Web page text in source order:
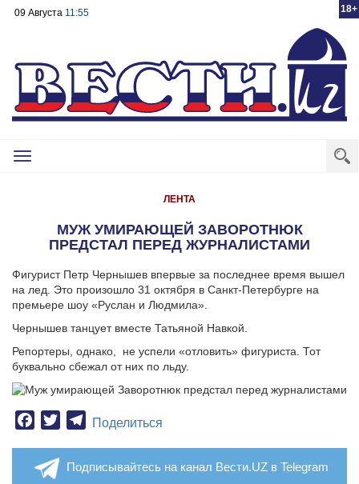
18+
09 Августа 11:55
Toggle
ЛЕНТА
МУЖ УМИРАЮЩЕЙ ЗАВОРОТНЮК
ПРЕДСТАЛ ПЕРЕД ЖУРНАЛИСТАМИ
Фигурист Петр Чернышев впервые за последнее время вышел
на лед. Это произошло 31 октября в Санкт-Петербурге на
премьере шоу «Руслан и Людмила».
Чернышев танцует вместе Татьяной Навкой.
Репортеры, однако, не успели «отловить» фигуриста. Тот
буквально сбежал от них по льду.
Facebook
TwitterTelegram
Поделиться
Подписывайтесь на канал Вести.UZ в Telegram